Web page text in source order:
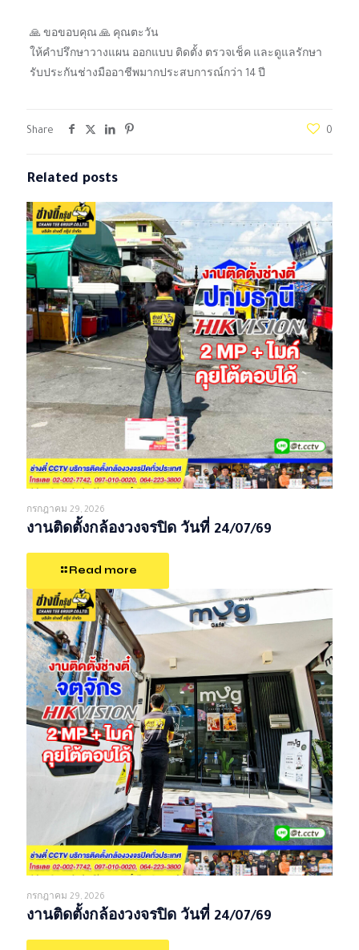
🙏 ขอขอบคุณ 🙏 คุณตะวัน
ให้คำปรึกษาวางแผน ออกแบบ ติดตั้ง ตรวจเช็ค และดูแลรักษา
รับประกันช่างมืออาชีพมากประสบการณ์กว่า 14 ปี
Share 0
Related posts
กรกฎาคม 29, 2026
งานติดตั้งกล้องวงจรปิด วันที่ 24/07/69
Read more
กรกฎาคม 29, 2026
งานติดตั้งกล้องวงจรปิด วันที่ 24/07/69